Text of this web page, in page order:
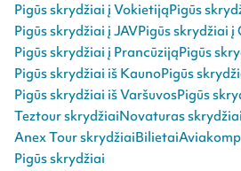
Pigūs skrydžiai į VokietijąPigūs
Pigūs skrydžiai į JAVPigūs skrydžiai į
Pigūs skrydžiai į PrancūzijąPigūs
Pigūs skrydžiai iš KaunoPigūs
Pigūs skrydžiai iš VaršuvosPigūs
Teztour skrydžiaiNovaturas skrydžiai
Anex Tour skrydžiaiBilietai
Pigūs skrydžiai